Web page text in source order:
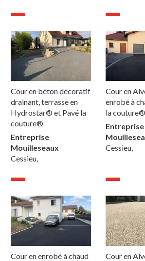
Cour en béton décoratif
drainant, terrasse en
Hydrostar® et Pavé la
couture®
Entreprise
Mouilleseaux
Cessieu,
Cour en
enrobé à
la couture®
Entreprise
Cessieu,
Cour en enrobé à chaud
Cour en